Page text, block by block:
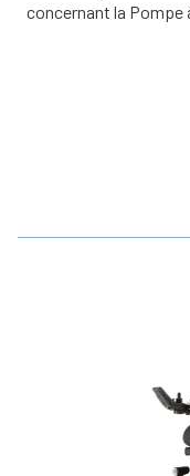
concernant la Pompe